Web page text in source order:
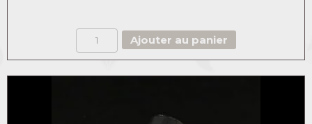
quantité
de
Manchette
Ajouter au panier